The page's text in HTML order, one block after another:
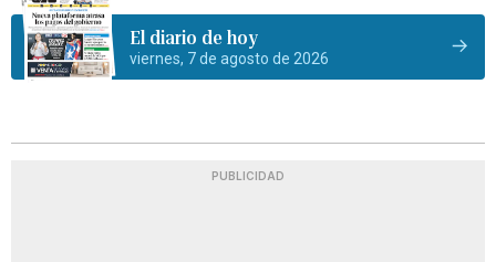
El diario de hoy
viernes, 7 de agosto de 2026
PUBLICIDAD